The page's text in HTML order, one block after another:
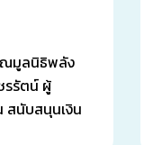
ณมูลนิธิพลัง
รรัตน์ ผู้
สนับสนุนเงิน